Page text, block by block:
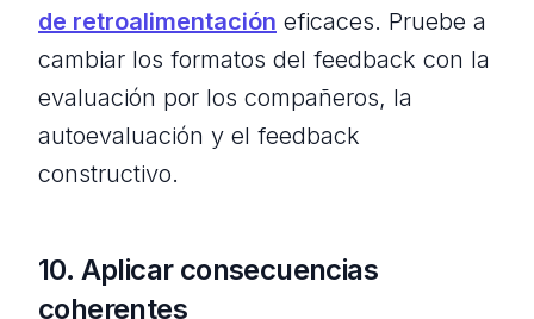
de retroalimentación eficaces. Pruebe a
cambiar los formatos del feedback con la
evaluación por los compañeros, la
autoevaluación y el feedback
constructivo.
10. Aplicar consecuencias
coherentes